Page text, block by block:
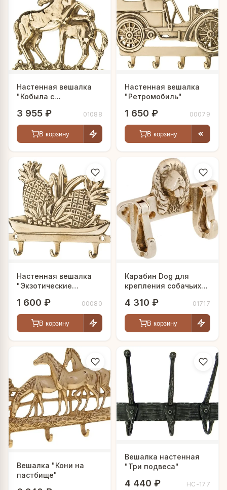
Настенная вешалка
"Кобыла с
3 955 ₽ 01088
В корзину
Настенная вешалка
"Ретромобиль"
1 650 ₽ 00079
В корзину
Настенная вешалка
"Экзотические
1 600 ₽ 00080
В корзину
Карабин Dog для
крепления собачьих
4 310 ₽ 01717
В корзину
Вешалка "Кони на
пастбище"
Вешалка настенная
"Три подвеса"
4 440 ₽ HC-177